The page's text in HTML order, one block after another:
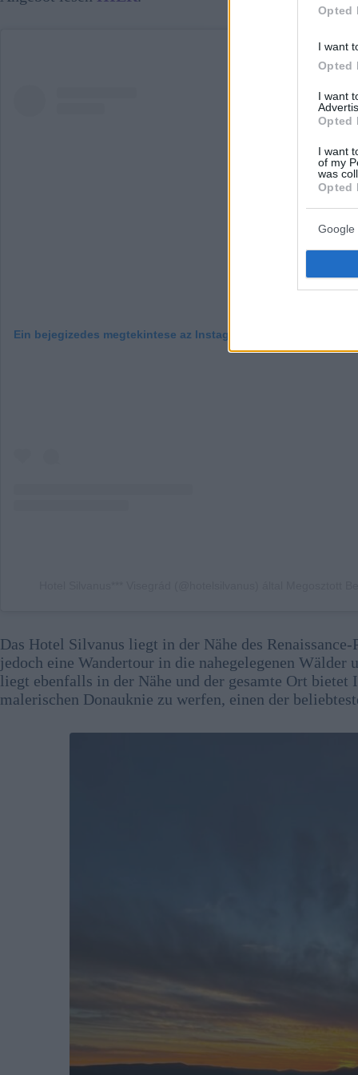
Opted
I want
Opted
I want
Opted
I want
of my
was
Opted
Google
Ein bejegizedes megtekintese az Instagramon
Das Hotel Silvanus liegt in der Nähe des
jedoch eine Wandertour in die nahegelegenen Wälder
liegt ebenfalls in der Nähe und der gesamte Ort
malerischen Donauknie zu werfen, einen der